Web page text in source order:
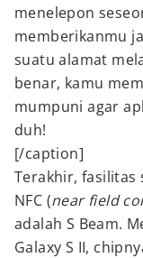
menelepon
memberikanmu
suatu alamat
benar, kamu
mumpuni agar
duh!
[/caption]
Terakhir, fasilitas
NFC (near field
adalah S Beam.
Galaxy S II,